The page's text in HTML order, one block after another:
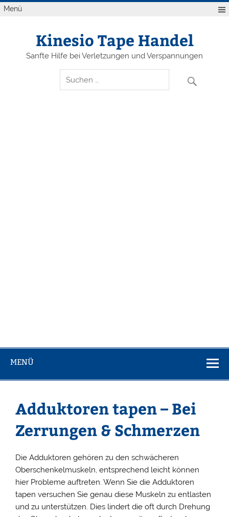
Zum
Inhalt
Menü
Kinesio Tape Handel
Sanfte Hilfe bei Verletzungen und Verspannungen
MENÜ
Adduktoren tapen – Bei
Zerrungen & Schmerzen
Die Adduktoren gehören zu den schwächeren
Oberschenkelmuskeln, entsprechend leicht können
hier Probleme auftreten. Wenn Sie die Adduktoren
tapen versuchen Sie genau diese Muskeln zu entlasten
und zu unterstützen. Dies lindert die oft durch Drehung